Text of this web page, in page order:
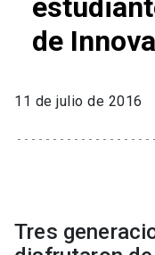
de
11 de julio de 2016
Tres